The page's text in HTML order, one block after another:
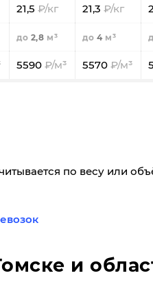
21,5 21,3
2,8 4
5590 5570
по весу или
и